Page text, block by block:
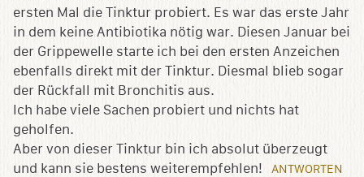
ersten Mal die Tinktur probiert. Es war das erste Jahr
in dem keine Antibiotika nötig war. Diesen Januar bei
der Grippewelle starte ich bei den ersten Anzeichen
ebenfalls direkt mit der Tinktur. Diesmal blieb sogar
der Rückfall mit Bronchitis aus.
Ich habe viele Sachen probiert und nichts hat
geholfen.
Aber von dieser Tinktur bin ich absolut überzeugt
und kann sie bestens weiterempfehlen!
ANTWORTEN